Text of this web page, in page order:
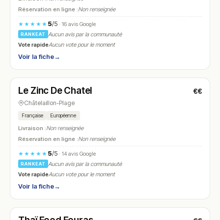
Réservation en ligne :Non renseignée
★★★★★ 5/5· 16 avis Google
RANKEAT
Aucun avis par la communauté
Vote rapideAucun vote pour le moment
Voir la fiche→
N° 7
Le Zinc De Chatel €€
Châtelaillon-Plage
Française Européenne
Livraison :Non renseignée
Réservation en ligne :Non renseignée
★★★★★ 5/5· 14 avis Google
RANKEAT
Aucun avis par la communauté
Vote rapideAucun vote pour le moment
Voir la fiche→